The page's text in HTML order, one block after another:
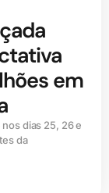
em
dias 25, 26 e
da